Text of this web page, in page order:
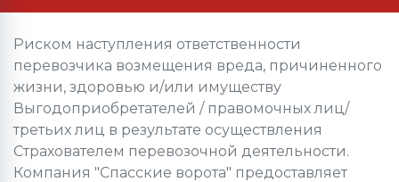
Риском наступления ответственности
перевозчика возмещения вреда, причиненного
жизни, здоровью и/или имуществу
Выгодоприобретателей / правомочных лиц/
третьих лиц в результате осуществления
Страхователем перевозочной деятельности.
Компания "Спасские ворота" предоставляет